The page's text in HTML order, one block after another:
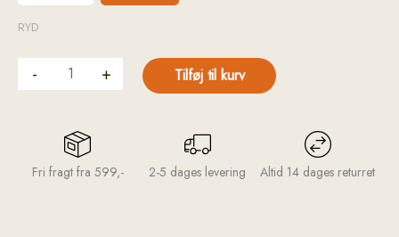
RYD
- + Tilføj til kurv
Fri fragt fra 599,- 2-5 dages levering Altid 14 dages returret